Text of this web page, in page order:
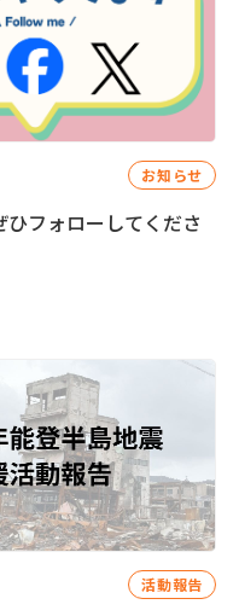
お知らせ
フォローしてくださ
活動報告